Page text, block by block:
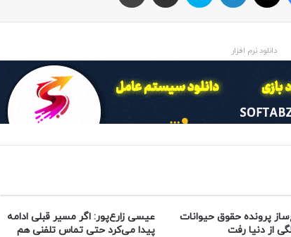
دانلود نرم افزار
پرونده حقوق حیوانات
عیسی زارع‌پور: اگر مسیر قبلی ادامه
پیدا می‌کرد حتی تماس تلفنی هم